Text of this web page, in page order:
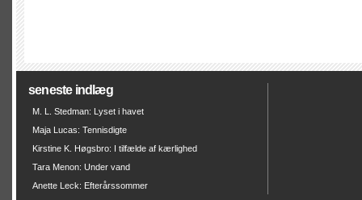
seneste indlæg
M. L. Stedman: Lyset i havet
Maja Lucas: Tennisdigte
Kirstine K. Høgsbro: I tilfælde af kærlighed
Tara Menon: Under vand
Anette Leck: Efterårssommer